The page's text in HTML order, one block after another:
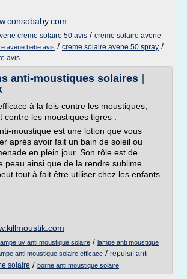
creme solaire 50 avis / creme solaire avene
avene bebe avis / creme solaire avene 50 spray /
avis
anti-moustiques solaires |
à la fois contre les moustiques,
contre les moustiques tigres .
moustique est une lotion que vous
après avoir fait un bain de soleil ou
en plein jour. Son rôle est de
peau ainsi que de la rendre sublime.
tout à fait être utiliser chez les enfants
uv anti moustique solaire / lampe anti moustique
anti moustique solaire efficace / repulsif anti
solaire / borne anti moustique solaire